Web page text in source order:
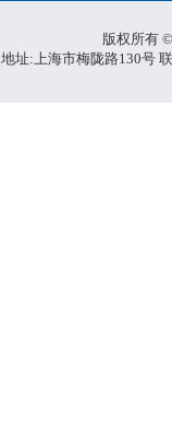
版权所有
地址:上海市梅陇路130号